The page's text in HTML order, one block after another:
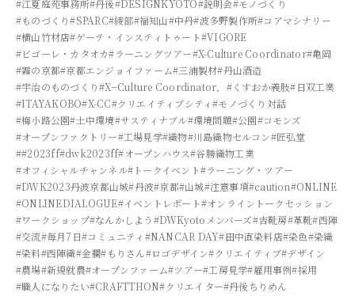
#江夏庭苑事務所#丹後#DESIGNKYOTO#説明会#モノづくり
#ものづくり#SPARC#綾部#福知山#中丹#波多野製作所#コアマシナリー
#横山竹材店#ゲーテ・インスティトゥート#VIGORE
#ビゴーレ・カタオカ#ラーニングツアー#X-Culture Coordinator#亀岡
#霧の京都#京都エンジョイファーム#三浦製材#丹山酒造
#宇治のものづくり#X−Culture Coordinator， #くすおか義肢#日双工業
#ITAYAKOBO#X-CC#クリエイティブシティ#モノづくり対話
#梅小路公園#土中環境#サスティナブル#環境問題#公園#コモンズ
#オープンファクトリー#工場見学#織物#川島織物セルコン#匠弘堂
##2023ff#dwk2023ff#オープンハウス#谷勝織物工業
#オフィシャルチャンネル#トークイベント#ラーニング・ツアー
#DWK2023丹波京都山城#丹波#京都#山城#注意事項#caution#ONLINE
#ONLINEDIALOGUE#イベントレポート#オンライントークセッション
#ワークショップ#なんかしよう #DWKyotoメンバーズ#吉靴房#革靴#西陣
#交流#毎月7日#コミュニティ #NANCAR DAY#田中直染料店#染色#染織
#染料#西陣織#金襴#もりさん#ロゴデザイン#クリエイティブ#デザイン
#農場#新規就農#オープンファーム#ツアー#工房見学#雇用事例#採用
#職人になりたい#CRAFTTHON#クリエイター#丹後ちりめん